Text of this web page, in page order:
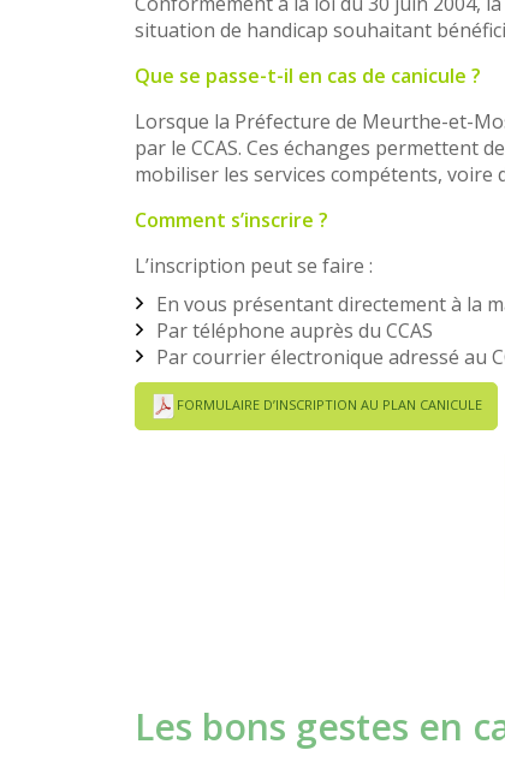
situation de handicap souhaitant
Que se passe-t-il en cas de canicule ?
Lorsque la Préfecture de Meurthe-et-
par le CCAS. Ces échanges permettent
mobiliser les services compétents, voire
Comment s’inscrire ?
L’inscription peut se faire :
En vous présentant directement à la
Par téléphone auprès du CCAS
Par courrier électronique adressé au
FORMULAIRE D’INSCRIPTION AU PLAN CANICULE
Les bons gestes en